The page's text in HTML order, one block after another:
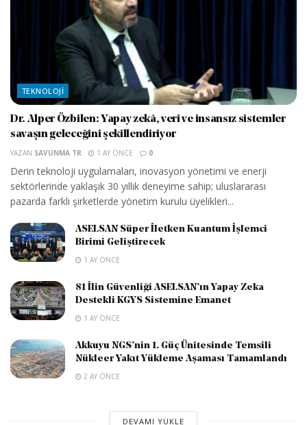
TEKNOLOJI
Dr. Alper Özbilen: Yapay zekâ, veri ve insansız sistemler
savaşın geleceğini şekillendiriyor
YAZAN SAVUNMA TR 1 AY ÖNCE 0
Derin teknoloji uygulamaları, inovasyon yönetimi ve enerji
sektörlerinde yaklaşık 30 yıllık deneyime sahip; uluslararası
pazarda farklı şirketlerde yönetim kurulu üyelikleri...
ASELSAN Süper İletken Kuantum İşlemci
Birimi Geliştirecek
1 AY ÖNCE
81 İlin Güvenliği ASELSAN’ın Yapay Zeka
Destekli KGYS Sistemine Emanet
1 AY ÖNCE
Akkuyu NGS’nin 1. Güç Ünitesinde Temsili
Nükleer Yakıt Yükleme Aşaması Tamamlandı
2 AY ÖNCE
DEVAMI YÜKLE